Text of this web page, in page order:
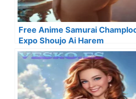
Free Anime Samurai
Expo Shoujo Ai Harem